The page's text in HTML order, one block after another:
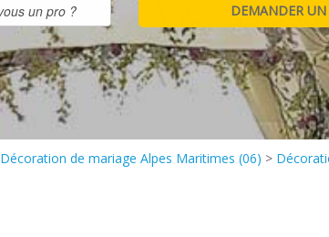
Décoration de mariage Alpes Maritimes (06) >